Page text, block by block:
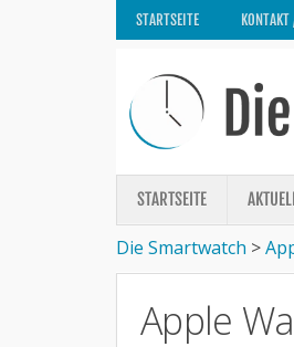
STARTSEITE
STARTSEITE
Die Smartwatch >
Apple